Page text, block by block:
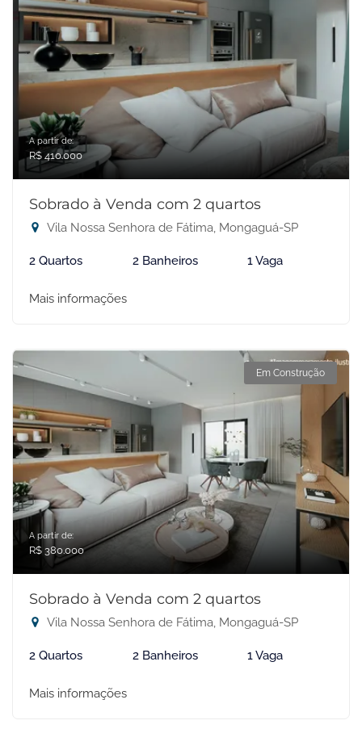
A partir de:
R$ 410.000
Sobrado à Venda com 2 quartos
Vila Nossa Senhora de Fátima, Mongaguá-SP
2 Quartos 2 Banheiros 1 Vaga
Mais informações
Em Construção
A partir de:
R$ 380.000
Sobrado à Venda com 2 quartos
Vila Nossa Senhora de Fátima, Mongaguá-SP
2 Quartos 2 Banheiros 1 Vaga
Mais informações